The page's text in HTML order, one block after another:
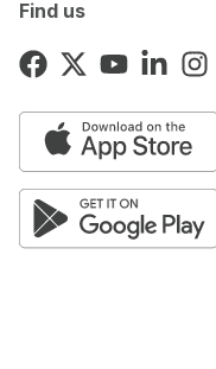
Find us